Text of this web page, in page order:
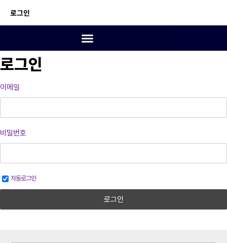
로그인
로그인
이메일
비밀번호
자동로그인
로그인